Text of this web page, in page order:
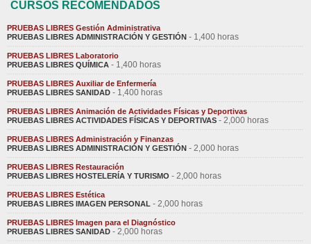
CURSOS RECOMENDADOS
PRUEBAS LIBRES Gestión Administrativa
PRUEBAS LIBRES ADMINISTRACIÓN Y GESTIÓN - 1,400 horas
PRUEBAS LIBRES Laboratorio
PRUEBAS LIBRES QUÍMICA - 1,400 horas
PRUEBAS LIBRES Auxiliar de Enfermería
PRUEBAS LIBRES SANIDAD - 1,400 horas
PRUEBAS LIBRES Animación de Actividades Físicas y Deportivas
PRUEBAS LIBRES ACTIVIDADES FÍSICAS Y DEPORTIVAS - 2,000 horas
PRUEBAS LIBRES Administración y Finanzas
PRUEBAS LIBRES ADMINISTRACIÓN Y GESTIÓN - 2,000 horas
PRUEBAS LIBRES Restauración
PRUEBAS LIBRES HOSTELERÍA Y TURISMO - 2,000 horas
PRUEBAS LIBRES Estética
PRUEBAS LIBRES IMAGEN PERSONAL - 2,000 horas
PRUEBAS LIBRES Imagen para el Diagnóstico
PRUEBAS LIBRES SANIDAD - 2,000 horas